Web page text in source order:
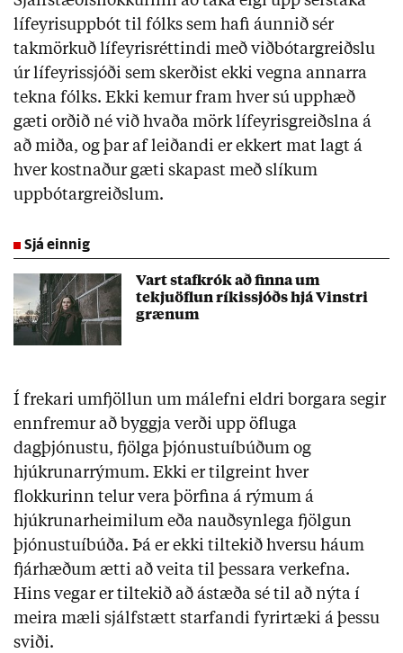
lífeyrisuppbót til fólks sem hafi áunnið sér
takmörkuð lífeyrisréttindi með viðbótargreiðslu
úr lífeyrissjóði sem skerðist ekki vegna annarra
tekna fólks. Ekki kemur fram hver sú upphæð
gæti orðið né við hvaða mörk lífeyrisgreiðslna á
að miða, og þar af leiðandi er ekkert mat lagt á
hver kostnaður gæti skapast með slíkum
uppbótargreiðslum.
Sjá einnig
Vart stafkrók að finna um
tekjuöflun ríkissjóðs hjá Vinstri
grænum
Í frekari umfjöllun um málefni eldri borgara segir
ennfremur að byggja verði upp öfluga
dagþjónustu, fjölga þjónustuíbúðum og
hjúkrunarrýmum. Ekki er tilgreint hver
flokkurinn telur vera þörfina á rýmum á
hjúkrunarheimilum eða nauðsynlega fjölgun
þjónustuíbúða. Þá er ekki tiltekið hversu háum
fjárhæðum ætti að veita til þessara verkefna.
Hins vegar er tiltekið að ástæða sé til að nýta í
meira mæli sjálfstætt starfandi fyrirtæki á þessu
sviði.